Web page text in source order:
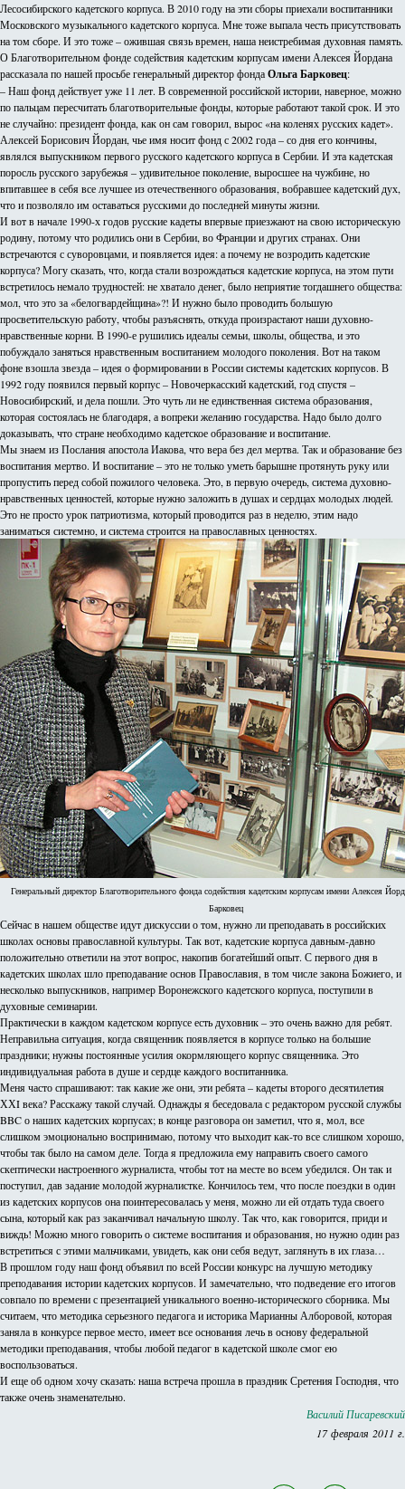
Лесосибирского кадетского корпуса. В 2010 году на эти сборы приехали воспитанники
Московского музыкального кадетского корпуса. Мне тоже выпала честь присутствовать
на том сборе. И это тоже – ожившая связь времен, наша неистребимая духовная память.
О Благотворительном фонде содействия кадетским корпусам имени Алексея Йордана
рассказала по нашей просьбе генеральный директор фондаОльга Барковец:
– Наш фонд действует уже 11 лет. В современной российской истории, наверное, можно
по пальцам пересчитать благотворительные фонды, которые работают такой срок. И это
не случайно: президент фонда, как он сам говорил, вырос «на коленях русских кадет».
Алексей Борисович Йордан, чье имя носит фонд с 2002 года – со дня его кончины,
являлся выпускником первого русского кадетского корпуса в Сербии. И эта кадетская
поросль русского зарубежья – удивительное поколение, выросшее на чужбине, но
впитавшее в себя все лучшее из отечественного образования, вобравшее кадетский дух,
что и позволяло им оставаться русскими до последней минуты жизни.
И вот в начале 1990-х годов русские кадеты впервые приезжают на свою историческую
родину, потому что родились они в Сербии, во Франции и других странах. Они
встречаются с суворовцами, и появляется идея: а почему не возродить кадетские
корпуса? Могу сказать, что, когда стали возрождаться кадетские корпуса, на этом пути
встретилось немало трудностей: не хватало денег, было неприятие тогдашнего общества:
мол, что это за «белогвардейщина»?! И нужно было проводить большую
просветительскую работу, чтобы разъяснять, откуда произрастают наши духовно-
нравственные корни. В 1990-е рушились идеалы семьи, школы, общества, и это
побуждало заняться нравственным воспитанием молодого поколения. Вот на таком
фоне взошла звезда – идея о формировании в России системы кадетских корпусов. В
1992 году появился первый корпус – Новочеркасский кадетский, год спустя –
Новосибирский, и дела пошли. Это чуть ли не единственная система образования,
которая состоялась не благодаря, а вопреки желанию государства. Надо было долго
доказывать, что стране необходимо кадетское образование и воспитание.
Мы знаем из Послания апостола Иакова, что вера без дел мертва. Так и образование без
воспитания мертво. И воспитание – это не только уметь барышне протянуть руку или
пропустить перед собой пожилого человека. Это, в первую очередь, система духовно-
нравственных ценностей, которые нужно заложить в душах и сердцах молодых людей.
Это не просто урок патриотизма, который проводится раз в неделю, этим надо
заниматься системно, и система строится на православных ценностях.
Генеральный директор Благотворительного фонда содействия кадетским корпусам имени Алексея
Барковец
Сейчас в нашем обществе идут дискуссии о том, нужно ли преподавать в российских
школах основы православной культуры. Так вот, кадетские корпуса давным-давно
положительно ответили на этот вопрос, накопив богатейший опыт. С первого дня в
кадетских школах шло преподавание основ Православия, в том числе закона Божиего, и
несколько выпускников, например Воронежского кадетского корпуса, поступили в
духовные семинарии.
Практически в каждом кадетском корпусе есть духовник – это очень важно для ребят.
Неправильна ситуация, когда священник появляется в корпусе только на большие
праздники; нужны постоянные усилия окормляющего корпус священника. Это
индивидуальная работа в душе и сердце каждого воспитанника.
Меня часто спрашивают: так какие же они, эти ребята – кадеты второго десятилетия
ХХI века? Расскажу такой случай. Однажды я беседовала с редактором русской службы
BBC о наших кадетских корпусах; в конце разговора он заметил, что я, мол, все
слишком эмоционально воспринимаю, потому что выходит как-то все слишком хорошо,
чтобы так было на самом деле. Тогда я предложила ему направить своего самого
скептически настроенного журналиста, чтобы тот на месте во всем убедился. Он так и
поступил, дав задание молодой журналистке. Кончилось тем, что после поездки в один
из кадетских корпусов она поинтересовалась у меня, можно ли ей отдать туда своего
сына, который как раз заканчивал начальную школу. Так что, как говорится, приди и
виждь! Можно много говорить о системе воспитания и образования, но нужно один раз
встретиться с этими мальчиками, увидеть, как они себя ведут, заглянуть в их глаза…
В прошлом году наш фонд объявил по всей России конкурс на лучшую методику
преподавания истории кадетских корпусов. И замечательно, что подведение его итогов
совпало по времени с презентацией уникального военно-исторического сборника. Мы
считаем, что методика серьезного педагога и историка Марианны Алборовой, которая
заняла в конкурсе первое место, имеет все основания лечь в основу федеральной
методики преподавания, чтобы любой педагог в кадетской школе смог ею
воспользоваться.
И еще об одном хочу сказать: наша встреча прошла в праздник Сретения Господня, что
также очень знаменательно.
Василий Писаревский
17 февраля 2011 г.